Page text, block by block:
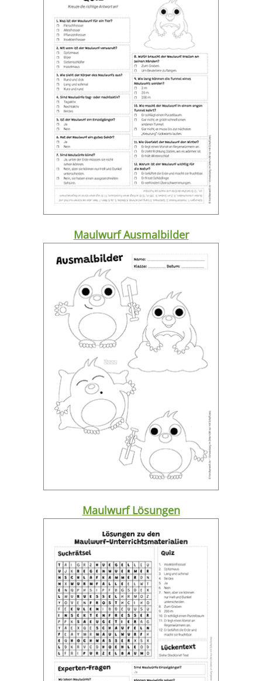
Maulwurf Ausmalbilder
Maulwurf Lösungen